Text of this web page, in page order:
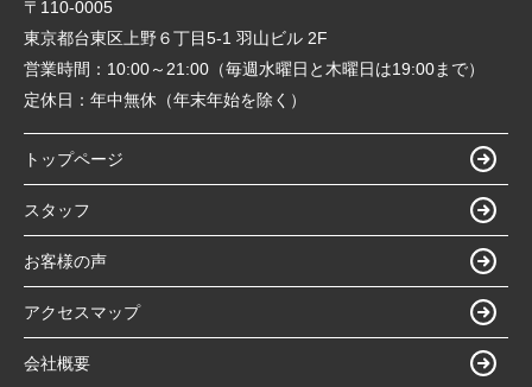
〒110-0005
東京都台東区上野６丁目5-1 羽山ビル 2F
営業時間： 10:00～21:00（毎週水曜日と木曜日は19:00まで）
定休日： 年中無休（年末年始を除く）
トップページ
スタッフ
お客様の声
アクセスマップ
会社概要